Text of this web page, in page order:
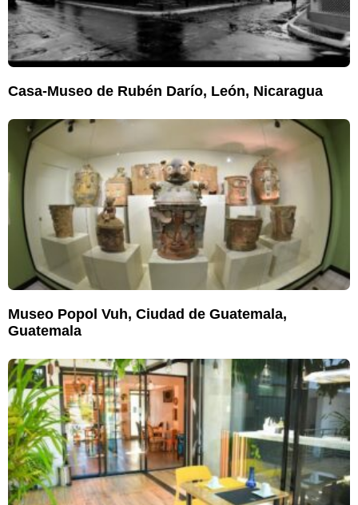
Casa-Museo de Rubén Darío, León, Nicaragua
Museo Popol Vuh, Ciudad de Guatemala,
Guatemala